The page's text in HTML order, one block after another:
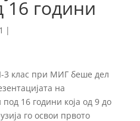
16 години
|
3 клас при МИГ беше дел
на
16 години која од 9 до
го освои првото